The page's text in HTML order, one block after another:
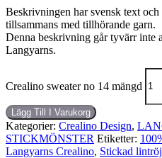
Beskrivningen har svensk text
tillsammans med tillhörande garn.
Denna beskrivning går tyvärr inte
Langyarns.
Crealino sweater no 14 mängd
Lägg Till I Varukorg
Kategorier: Crealino Design,
STICKMÖNSTER Etiketter:
Langyarns Crealino, Stickad